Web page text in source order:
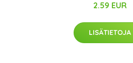
2.59 EUR
LISÄTIETOJA